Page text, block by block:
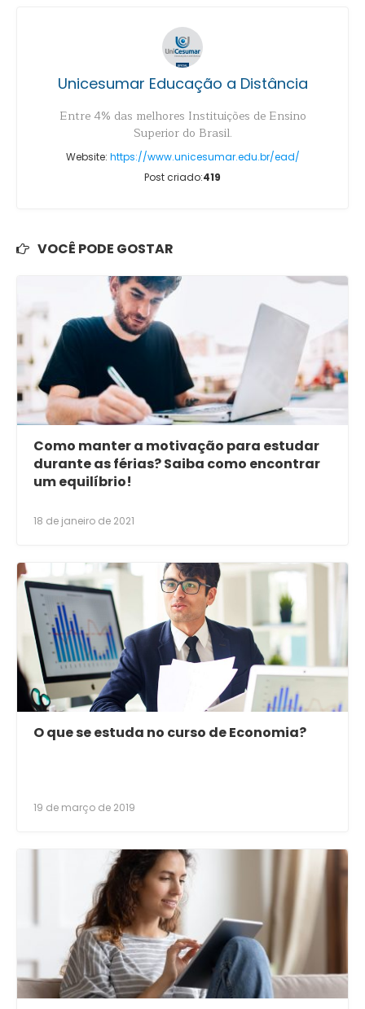
Unicesumar Educação a Distância
Entre 4% das melhores Instituições de Ensino
Superior do Brasil.
Website: https://www.unicesumar.edu.br/ead/
Post criado:419
VOCÊ PODE GOSTAR
Como manter a motivação para estudar
durante as férias? Saiba como encontrar
um equilíbrio!
18 de janeiro de 2021
O que se estuda no curso de Economia?
19 de março de 2019